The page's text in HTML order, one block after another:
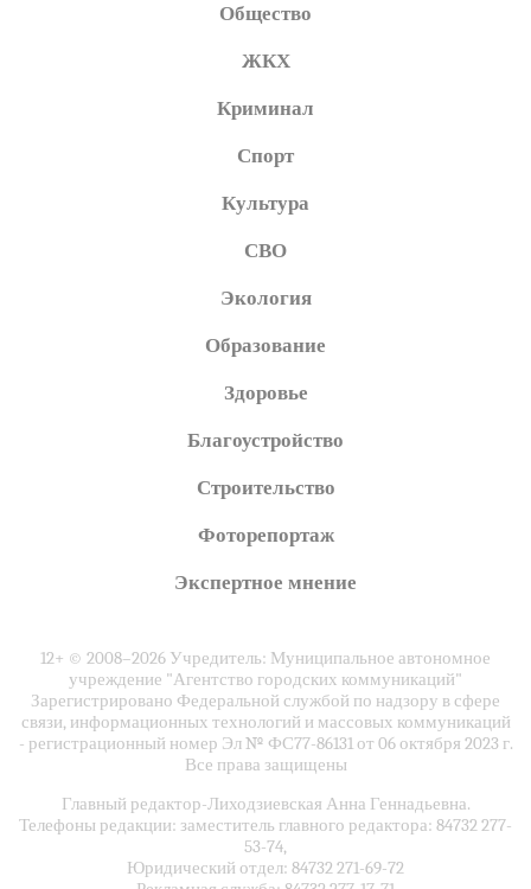
Общество
ЖКХ
Криминал
Спорт
Культура
СВО
Экология
Образование
Здоровье
Благоустройство
Строительство
Фоторепортаж
Экспертное мнение
12+ © 2008–2026 Учредитель: Муниципальное автономное
учреждение "Агентство городских коммуникаций"
Зарегистрировано Федеральной службой по надзору в сфере
связи, информационных технологий и массовых коммуникаций
- регистрационный номер Эл № ФС77-86131 от 06 октября 2023 г.
Все права защищены
Главный редактор-Лиходзиевская Анна Геннадьевна.
Телефоны редакции: заместитель главного редактора: 84732 277-
53-74,
Юридический отдел: 84732 271-69-72